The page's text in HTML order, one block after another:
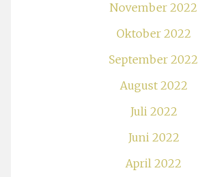
November 2022
Oktober 2022
September 2022
August 2022
Juli 2022
Juni 2022
April 2022